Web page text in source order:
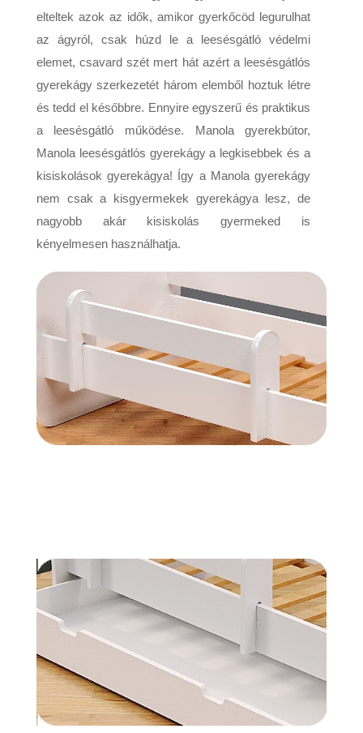
elteltek azok az idők, amikor gyerkőcöd legurulhat
az ágyról, csak húzd le a leesésgátló védelmi
elemet, csavard szét mert hát azért a leesésgátlós
gyerekágy szerkezetét három elemből hoztuk létre
és tedd el későbbre. Ennyire egyszerű és praktikus
a leesésgátló működése. Manola gyerekbútor,
Manola leesésgátlós gyerekágy a legkisebbek és a
kisiskolások gyerekágya! Így a Manola gyerekágy
nem csak a kisgyermekek gyerekágya lesz, de
nagyobb akár kisiskolás gyermeked is
kényelmesen használhatja.